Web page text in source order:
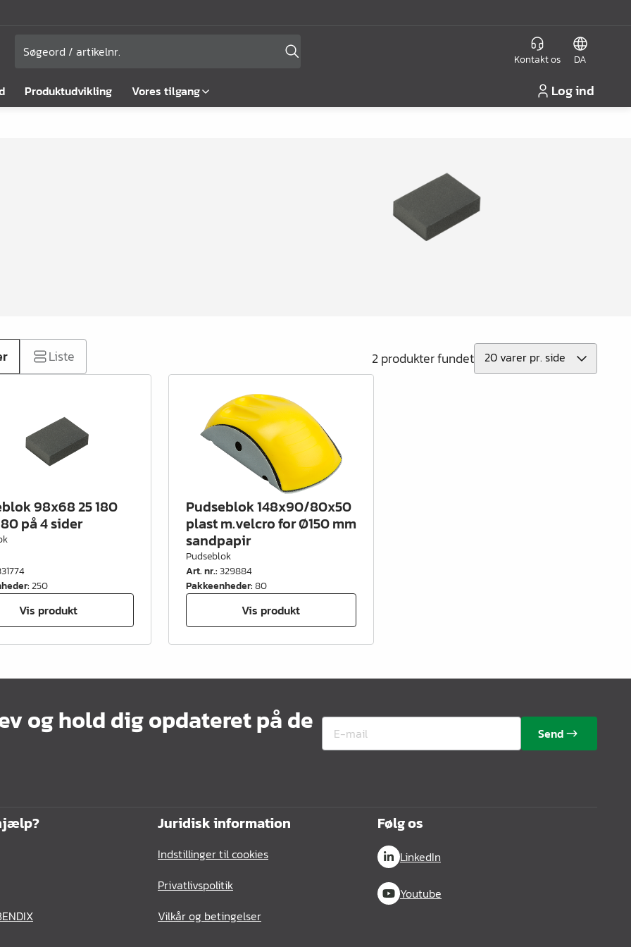
Kontakt os DA
Produktudvikling Vores tilgang Log ind
Liste 2 produkter fundet
98x68 25 180
på 4 sider
:250
Vis produkt
Pudseblok 148x90/80x50
plast m.velcro for Ø150 mm
sandpapir
Pudseblok
Art. nr.:329884
Pakkeenheder:80
Vis produkt
og hold dig opdateret på de Send
Juridisk information
Indstillinger til cookies
Privatlivspolitik
Vilkår og betingelser
Følg os
LinkedIn
Youtube